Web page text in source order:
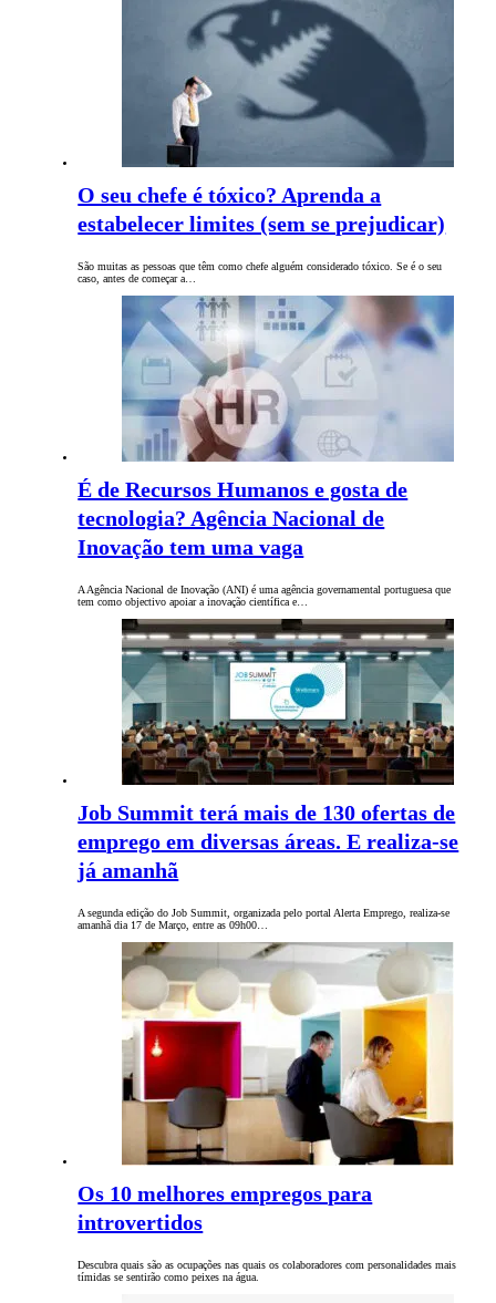
O seu chefe é tóxico? Aprenda a
estabelecer limites (sem se prejudicar)
São muitas as pessoas que têm como chefe alguém considerado tóxico. Se é o seu
caso, antes de começar a…
É de Recursos Humanos e gosta de
tecnologia? Agência Nacional de
Inovação tem uma vaga
A Agência Nacional de Inovação (ANI) é uma agência governamental portuguesa que
tem como objectivo apoiar a inovação científica e…
Job Summit terá mais de 130 ofertas de
emprego em diversas áreas. E realiza-se
já amanhã
A segunda edição do Job Summit, organizada pelo portal Alerta Emprego, realiza-se
amanhã dia 17 de Março, entre as 09h00…
Os 10 melhores empregos para
introvertidos
Descubra quais são as ocupações nas quais os colaboradores com personalidades mais
tímidas se sentirão como peixes na água.